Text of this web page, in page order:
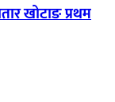
खोटाङ प्रथम